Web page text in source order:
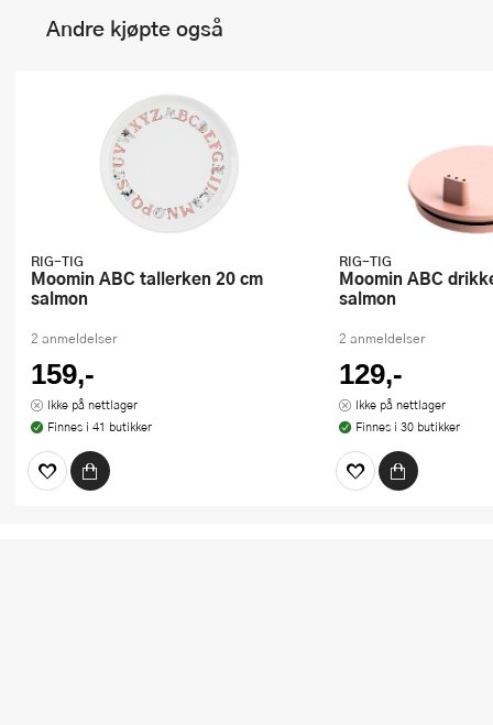
Andre kjøpte også
RIG-TIG
Moomin ABC tallerken 20 cm
salmon
2 anmeldelser
159,-
Ikke på nettlager
Finnes i 41 butikker
RIG-TIG
Moomin ABC drikke lokk til krus
salmon
2 anmeldelser
129,-
Ikke på nettlager
Finnes i 30 butikker